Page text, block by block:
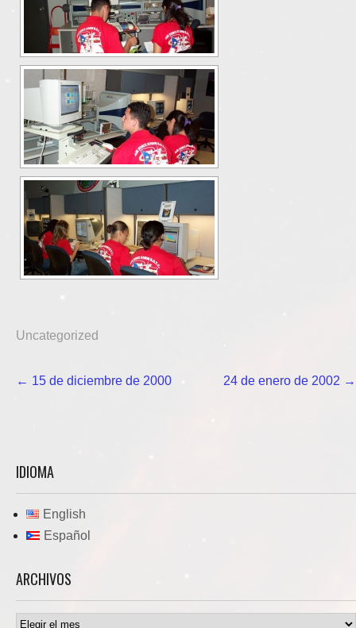
Uncategorized
Navegación
← 15 de diciembre de 2000 24 de enero de 2002 →
IDIOMA
English
Español
ARCHIVOS
Archivos